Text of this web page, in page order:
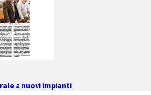
a nuovi impianti